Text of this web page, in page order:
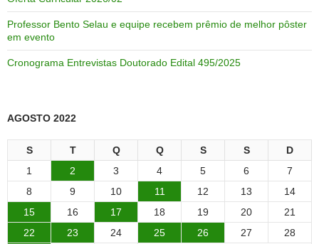
Professor Bento Selau e equipe recebem prêmio de melhor pôster
em evento
Cronograma Entrevistas Doutorado Edital 495/2025
AGOSTO 2022
S T Q Q S S
D
1
2 3 4 5 6
7
8
9 10 11 12 13
14
15
16 17 18 19 20
21
22
23 24 25 26 27
28